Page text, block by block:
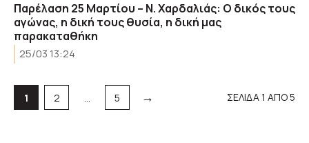
Παρέλαση 25 Μαρτίου – Ν. Χαρδαλιάς: Ο δικός τους
αγώνας, η δική τους θυσία, η δική μας
παρακαταθήκη
25/03 13:24
Σελίδα
1 Σελίδα
2 … Σελίδα
5 → ΣΕΛΙΔΑ 1 ΑΠΟ 5